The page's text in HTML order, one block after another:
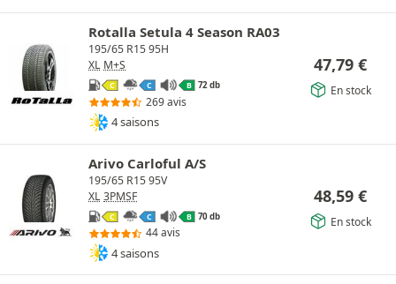
Rotalla Setula 4 Season RA03
195/65 R15 95H
XL M+S
C C B 72 db
269 avis
4 saisons
47,79 €
En stock
Arivo Carloful A/S
195/65 R15 95V
XL 3PMSF
C C B 70 db
44 avis
4 saisons
48,59 €
En stock